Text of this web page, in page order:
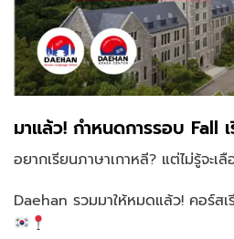
มาแล้ว! กำหนดการรอบ Fall
อยากเรียนภาษาเกาหลี? แต่ไม่รู้จะเ
Daehan รวมมาให้หมดแล้ว! คอร์สเ